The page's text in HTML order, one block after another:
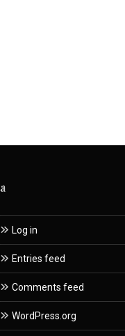
Log in
Entries feed
Comments feed
WordPress.org